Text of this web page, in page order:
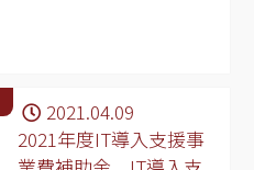
2021.04.09
2021年度IT導入支援事